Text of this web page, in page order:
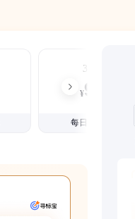
3个月
¥99
每日仅1.08元